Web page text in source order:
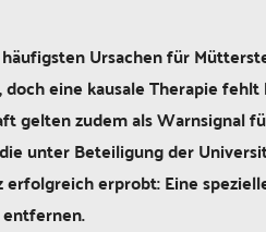
Ursachen für
eine kausale Therapie
gelten zudem als Warnsignal
unter Beteiligung der
erprobt: Eine